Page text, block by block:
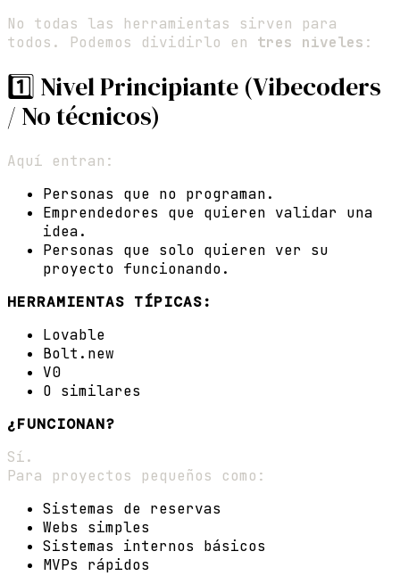
No todas las herramientas sirven para
todos. Podemos dividirlo en tres niveles :
1️⃣ Nivel Principiante (Vibecoders
/ No técnicos)
Aquí entran:
Personas que no programan.
Emprendedores que quieren validar una
idea.
Personas que solo quieren ver su
proyecto funcionando.
HERRAMIENTAS TÍPICAS:
Lovable
Bolt.new
V0
O similares
¿FUNCIONAN?
Sí.
Para proyectos pequeños como:
Sistemas de reservas
Webs simples
Sistemas internos básicos
MVPs rápidos